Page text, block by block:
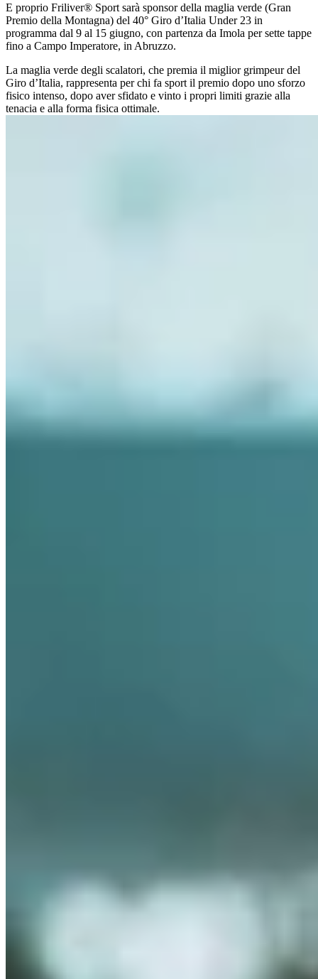
E proprio Friliver® Sport sarà sponsor della maglia verde (Gran
Premio della Montagna) del 40° Giro d’Italia Under 23 in
programma dal 9 al 15 giugno, con partenza da Imola per sette tappe
fino a Campo Imperatore, in Abruzzo.
La maglia verde degli scalatori, che premia il miglior grimpeur del
Giro d’Italia, rappresenta per chi fa sport il premio dopo uno sforzo
fisico intenso, dopo aver sfidato e vinto i propri limiti grazie alla
tenacia e alla forma fisica ottimale.